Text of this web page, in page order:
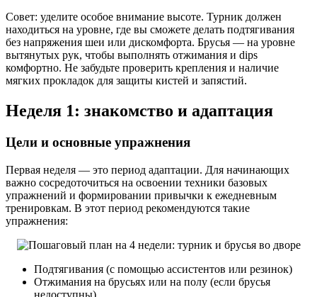
Совет: уделите особое внимание высоте. Турник должен
находиться на уровне, где вы сможете делать подтягивания
без напряжения шеи или дискомфорта. Брусья — на уровне
вытянутых рук, чтобы выполнять отжимания и dips
комфортно. Не забудьте проверить крепления и наличие
мягких прокладок для защиты кистей и запястий.
Неделя 1: знакомство и адаптация
Цели и основные упражнения
Первая неделя — это период адаптации. Для начинающих
важно сосредоточиться на освоении техники базовых
упражнений и формировании привычки к ежедневным
тренировкам. В этот период рекомендуются такие
упражнения:
Подтягивания (с помощью ассистентов или резинок)
Отжимания на брусьях или на полу (если брусья
недоступны)